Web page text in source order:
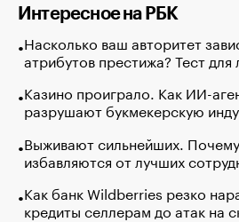
Интересное на РБК
Насколько ваш авторитет
атрибутов престижа? Тест для
Казино проиграло. Как ИИ-
разрушают букмекерскую
Выживают сильнейших.
избавляются от лучших
Как банк Wildberries резко
кредиты селлерам до атак на